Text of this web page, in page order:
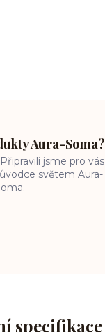
Aura-Soma?
jsme pro vás
světem Aura-
specifikace